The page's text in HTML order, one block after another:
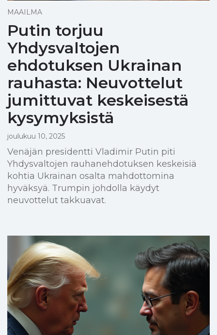
MAAILMA
Putin torjuu
Yhdysvaltojen
ehdotuksen Ukrainan
rauhasta: Neuvottelut
jumittuvat keskeisestä
kysymyksistä
joulukuu 10, 2025
Venäjän presidentti Vladimir Putin piti
Yhdysvaltojen rauhanehdotuksen keskeisiä
kohtia Ukrainan osalta mahdottomina
hyväksyä. Trumpin johdolla käydyt
neuvottelut takkuavat.